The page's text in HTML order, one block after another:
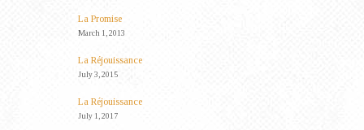
La Promise
March 1, 2013
La Réjouissance
July 3, 2015
La Réjouissance
July 1, 2017